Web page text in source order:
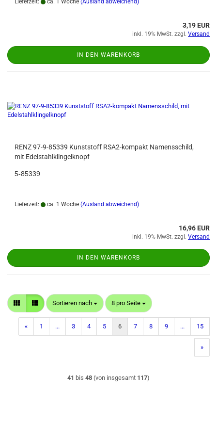
Lieferzeit: ca. 1 Woche (Ausland abweichend)
3,19 EUR
inkl. 19% MwSt. zzgl. Versand
IN DEN WARENKORB
RENZ 97-9-85339 Kunststoff RSA2-kompakt Namensschild,
mit Edelstahlklingelknopf
5-85339
Lieferzeit: ca. 1 Woche (Ausland abweichend)
16,96 EUR
inkl. 19% MwSt. zzgl. Versand
IN DEN WARENKORB
Sortieren nach
Sortieren nach 8 pro Seite
pro Seite
« 1 ... 3 4 5 6 7 8 9 ... 15
»
41 bis 48 (von insgesamt 117)